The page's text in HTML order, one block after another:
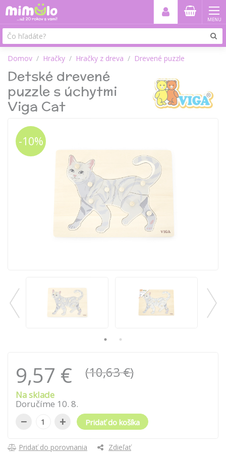
MENU
Domov Hračky Hračky z dreva Drevené puzzle
Detské drevené
puzzle s úchytmi
Viga Cat
-10%
9,57 € (10,63 €)
Na sklade
Doručíme 10. 8.
− + Pridať do košíka
Pridať do porovnania Zdieľať